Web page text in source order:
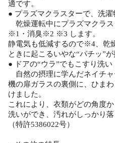
適です。
● プラズマクラスターで、洗
乾燥運転中にプラズマクラ
※1・消臭※2 ※3 します。
静電気も低減するので※4、乾
ときに起こるいやな“パチッ”
● ドアの“ウラ”でもこすり洗い
自然の摂理に学んだネイチ
機の扉ガラスの裏側に、ひま
けました。
これにより、衣類がどの角度
洗いができ、汚れがしっかり落
（特許5386022号）